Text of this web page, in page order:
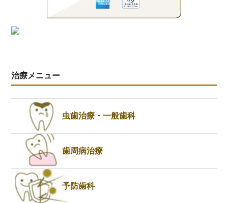
治療メニュー
虫歯治療・一般歯科
歯周病治療
予防歯科